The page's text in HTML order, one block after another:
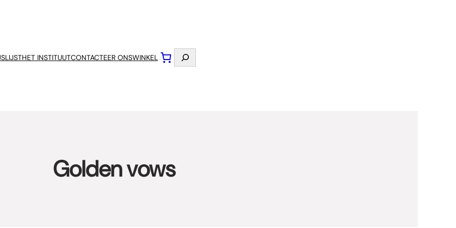
HET INSTITUUTCONTACTEER ONSWINKEL Zoeken
Golden vows